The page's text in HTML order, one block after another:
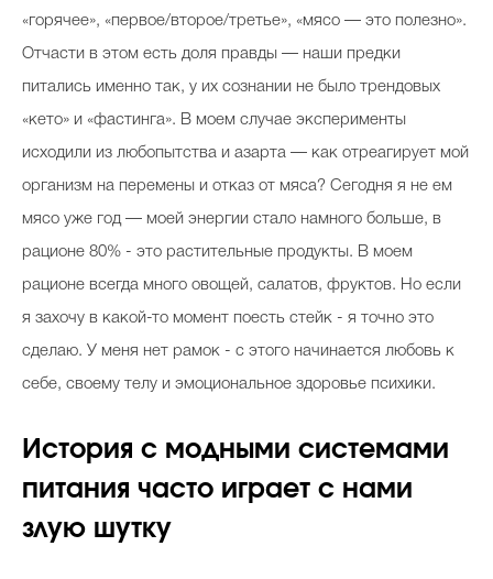
«горячее», «первое/второе/третье», «мясо — это полезно».
Отчасти в этом есть доля правды — наши предки
питались именно так, у их сознании не было трендовых
«кето» и «фастинга». В моем случае эксперименты
исходили из любопытства и азарта — как отреагирует мой
организм на перемены и отказ от мяса? Сегодня я не ем
мясо уже год — моей энергии стало намного больше, в
рационе 80% - это растительные продукты. В моем
рационе всегда много овощей, салатов, фруктов. Но если
я захочу в какой-то момент поесть стейк - я точно это
сделаю. У меня нет рамок - с этого начинается любовь к
себе, своему телу и эмоциональное здоровье психики.
История с модными системами
питания часто играет с нами
злую шутку